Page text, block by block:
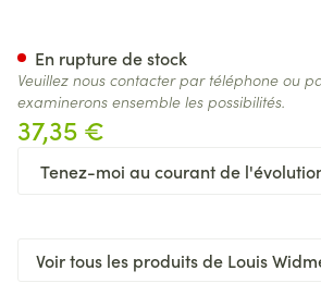
37,35 €
Tenez-moi au courant de
En rupture de stock
Veuillez nous contacter par téléphone ou
examinerons ensemble les possibilités.
Voir tous les produits de Louis